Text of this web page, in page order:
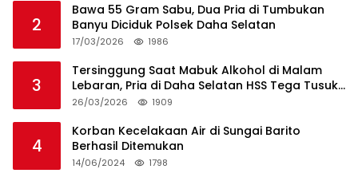
2
Bawa 55 Gram Sabu, Dua Pria di Tumbukan
Banyu Diciduk Polsek Daha Selatan
17/03/2026 1986
3
Tersinggung Saat Mabuk Alkohol di Malam
Lebaran, Pria di Daha Selatan HSS Tega Tusuk
Teman Sendiri
26/03/2026 1909
4
Korban Kecelakaan Air di Sungai Barito
Berhasil Ditemukan
14/06/2024 1798